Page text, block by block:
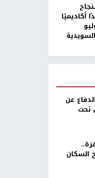
أكاديميًا
عن
تحت
السكان